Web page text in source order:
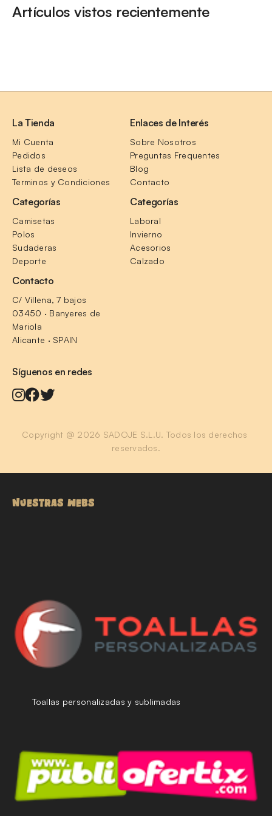
Artículos vistos recientemente
La Tienda
Mi Cuenta
Pedidos
Lista de deseos
Terminos y Condiciones
Enlaces de Interés
Sobre Nosotros
Preguntas Frequentes
Blog
Contacto
Categorías
Camisetas
Polos
Sudaderas
Deporte
Categorías
Laboral
Invierno
Acesorios
Calzado
Contacto
C/ Villena, 7 bajos
03450 · Banyeres de
Mariola
Alicante · SPAIN
Síguenos en redes
Copyright @ 2026 SADOJE S.L.U. Todos los derechos
reservados.
NUESTRAS WEBS
Toallas personalizadas y sublimadas